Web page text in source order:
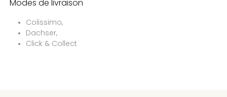
Modes de livraison
Colissimo,
Dachser,
Click & Collect